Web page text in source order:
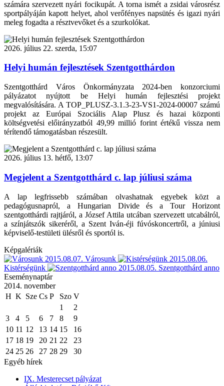
számára szervezett nyári focikupát. A torna ismét a zsidai városrész
sportpályáján kapott helyet, ahol verőfényes napsütés és igazi nyári
meleg fogadta a résztvevőket és a szurkolókat.
2026. július 22. szerda, 15:07
Helyi humán fejlesztések Szentgotthárdon
Szentgotthárd Város Önkormányzata 2024-ben konzorciumi
pályázatot nyújtott be Helyi humán fejlesztési projekt
megvalósítására. A TOP_PLUSZ-3.1.3-23-VS1-2024-00007 számú
projekt az Európai Szociális Alap Plusz és hazai központi
költségvetési előirányzatból 49,99 millió forint értékű vissza nem
térítendő támogatásban részesült.
2026. július 13. hétfő, 13:07
Megjelent a Szentgotthárd c. lap júliusi száma
A lap legfrissebb számában olvashatnak egyebek közt a
pedagógusnapról, a Hungarian Divide és a Tour Horizont
szentgotthárdi rajtjáról, a József Attila utcában szervezett utcabálról,
a színjátszók sikeréről, a Szent Iván-éji fúvóskoncertről, a júniusi
képviselő-testületi ülésről és sportól is.
Képgalériák
2015.08.07. Városunk
2015.08.06.
Kistérségünk
2015.08.05. Szentgotthárd anno
Eseménynaptár
2014. november
H K Sze Cs P Szo V
1
2
3
4 5 6 7 8
9
10 11 12 13 14 15
16
17 18 19 20 21 22
23
24 25 26 27 28 29
30
Egyéb hírek
IX. Mesterecset pályázat